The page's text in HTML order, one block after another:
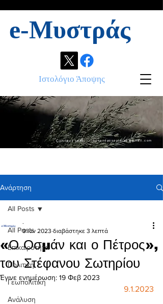
e-Μυστράς
Ιστολόγιο Άποψης
Contact info: ikonandassociates@gmail.com
Ανάρτηση
All Posts
Επικαιρότητα
Πολιτική
Γεωπολιτική
Ανάλυση
All Posts
«Ο Οσμάν και ο Πέτρος»,
του Στέφανου Σωτηρίου
.
9 Ιαν 2023 διαβάστηκε 3 λεπτά
Έγινε ενημέρωση: 19 Φεβ 2023
9.1.2023